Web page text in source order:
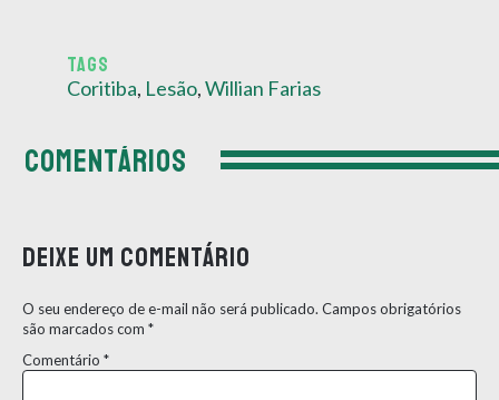
TAGS
Coritiba, Lesão,Willian Farias
COMENTÁRIOS
Deixe um comentário
O seu endereço de e-mail não será publicado. Campos obrigatórios
são marcados com *
Comentário *